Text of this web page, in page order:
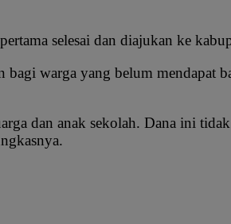
selesai dan diajukan ke
warga yang belum mendapat
dan anak sekolah. Dana ini